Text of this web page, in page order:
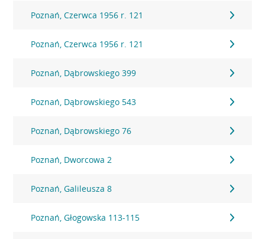
Poznań, Czerwca 1956 r. 121
Poznań, Czerwca 1956 r. 121
Poznań, Dąbrowskiego 399
Poznań, Dąbrowskiego 543
Poznań, Dąbrowskiego 76
Poznań, Dworcowa 2
Poznań, Galileusza 8
Poznań, Głogowska 113-115